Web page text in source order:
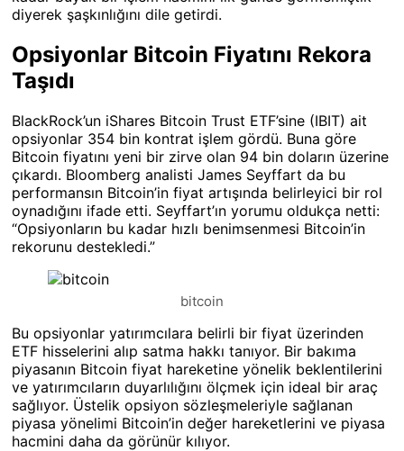
diyerek şaşkınlığını dile getirdi.
Opsiyonlar Bitcoin Fiyatını Rekora
Taşıdı
BlackRock’un iShares Bitcoin Trust ETF’sine (IBIT) ait
opsiyonlar 354 bin kontrat işlem gördü. Buna göre
Bitcoin fiyatını yeni bir zirve olan 94 bin doların üzerine
çıkardı. Bloomberg analisti James Seyffart da bu
performansın Bitcoin’in fiyat artışında belirleyici bir rol
oynadığını ifade etti. Seyffart’ın yorumu oldukça netti:
“Opsiyonların bu kadar hızlı benimsenmesi Bitcoin’in
rekorunu destekledi.”
bitcoin
Bu opsiyonlar yatırımcılara belirli bir fiyat üzerinden
ETF hisselerini alıp satma hakkı tanıyor. Bir bakıma
piyasanın Bitcoin fiyat hareketine yönelik beklentilerini
ve yatırımcıların duyarlılığını ölçmek için ideal bir araç
sağlıyor. Üstelik opsiyon sözleşmeleriyle sağlanan
piyasa yönelimi Bitcoin’in değer hareketlerini ve piyasa
hacmini daha da görünür kılıyor.